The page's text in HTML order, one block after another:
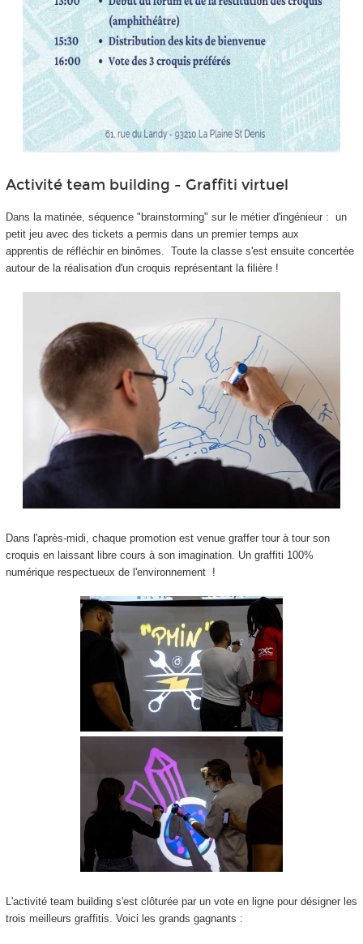
Activité team building - Graffiti virtuel
Dans la matinée, séquence "brainstorming" sur le métier d'ingénieur : un
petit jeu avec des tickets a permis dans un premier temps aux
apprentis de réfléchir en binômes. Toute la classe s'est ensuite concertée
autour de la réalisation d'un croquis représentant la filière !
Dans l'après-midi, chaque promotion est venue graffer tour à tour son
croquis en laissant libre cours à son imagination. Un graffiti 100%
numérique respectueux de l'environnement !
L'activité team building s'est clôturée par un vote en ligne pour désigner les
trois meilleurs graffitis. Voici les grands gagnants :